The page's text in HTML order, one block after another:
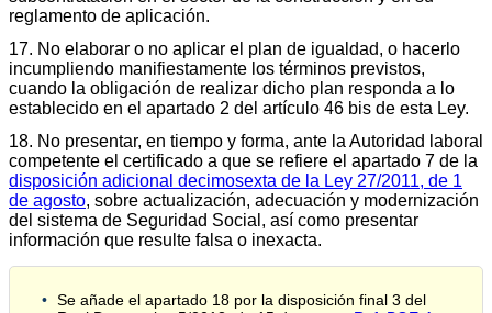
reglamento de aplicación.
17. No elaborar o no aplicar el plan de igualdad, o hacerlo
incumpliendo manifiestamente los términos previstos,
cuando la obligación de realizar dicho plan responda a lo
establecido en el apartado 2 del artículo 46 bis de esta Ley.
18. No presentar, en tiempo y forma, ante la Autoridad laboral
competente el certificado a que se refiere el apartado 7 de la
disposición adicional decimosexta de la Ley 27/2011, de 1
de agosto, sobre actualización, adecuación y modernización
del sistema de Seguridad Social, así como presentar
información que resulte falsa o inexacta.
Se añade el apartado 18 por la disposición final 3 del